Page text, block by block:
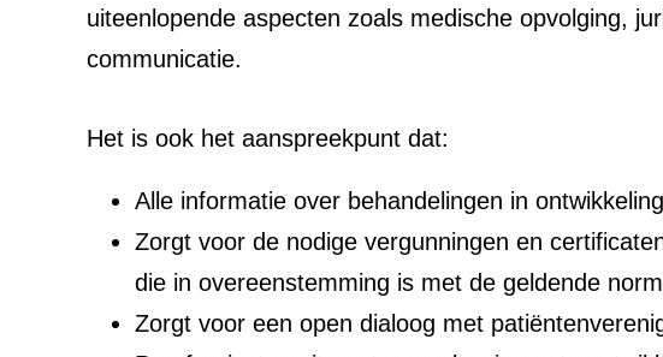
uiteenlopende aspecten zoals medische opvolging,
communicatie.
Het is ook het aanspreekpunt dat:
Alle informatie over behandelingen in
Zorgt voor de nodige vergunningen en
die in overeenstemming is met de geldende
Zorgt voor een open dialoog met